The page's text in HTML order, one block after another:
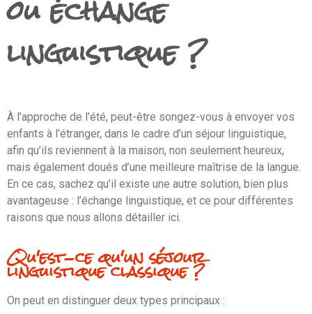
ou échange
linguistique ?
À l’approche de l’été, peut-être songez-vous à envoyer vos
enfants à l’étranger, dans le cadre d’un séjour linguistique,
afin qu’ils reviennent à la maison, non seulement heureux,
mais également doués d’une meilleure maîtrise de la langue.
En ce cas, sachez qu’il existe une autre solution, bien plus
avantageuse : l’échange linguistique, et ce pour différentes
raisons que nous allons détailler ici.
Qu'est-ce qu'un séjour
linguistique classique ?
On peut en distinguer deux types principaux :